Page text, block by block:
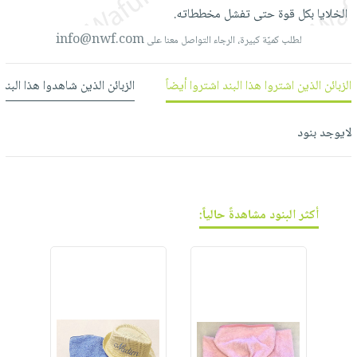
العناية
بالأسنان
والتغذية
أدوات
الأوعية
والتخزين
المطبخ
الأكثر
للمدارس
اكسسوارات
ملابس
مطرزات
عناية
شحن
بنود
مختارة
اشتراكات
الاشتراكات
iKitab
بحث
متقدم
وفرات
الخلايابكل قوةحتىتفشل مخططاته.
لطلب كميّة كبيرة، الرجاء التواصل معنا علىinfo@nwf.com
الزبائن الذين اشتروا هذا البند اشتروا أيضاً الزبائن الذين شاهدوا هذا
لايوجد بنود
أكثر البنود مشاهدةً حالياً: